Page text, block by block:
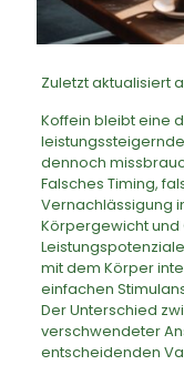
Zuletzt aktualisiert
Koffein bleibt eine
dennoch
Falsches Timing,
Vernachlässigung
Körpergewicht und
mit dem Körper
einfachen
Der Unterschied
verschwendeter
entscheidenden